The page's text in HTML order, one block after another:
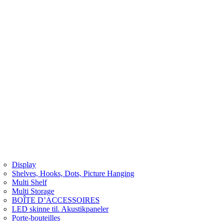
Display
Shelves, Hooks, Dots, Picture Hanging
Multi Shelf
Multi Storage
BOÎTE D’ACCESSOIRES
LED skinne til. Akustikpaneler
Porte-bouteilles